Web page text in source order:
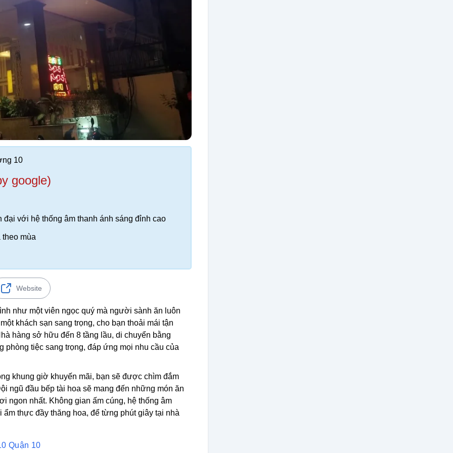
10
google)
đại với hệ thống âm thanh ánh sáng đỉnh cao
mùa
Website
như một viên ngọc quý mà người sành ăn luôn
khách sạn sang trọng, cho bạn thoải mái tận
hàng sở hữu đến 8 tầng lầu, di chuyển bằng
tiệc sang trọng, đáp ứng mọi nhu cầu của
khung giờ khuyến mãi, bạn sẽ được chìm đắm
ngũ đầu bếp tài hoa sẽ mang đến những món ăn
ngon nhất. Không gian ấm cúng, hệ thống âm
thực đầy thăng hoa, để từng phút giây tại nhà
Quận 10